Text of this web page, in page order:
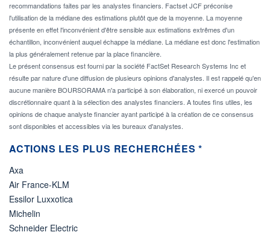
recommandations faites par les analystes financiers. Factset JCF préconise
l'utilisation de la médiane des estimations plutôt que de la moyenne. La moyenne
présente en effet l'inconvénient d'être sensible aux estimations extrêmes d'un
échantillon, inconvénient auquel échappe la médiane. La médiane est donc l'estimation
la plus généralement retenue par la place financière.
Le présent consensus est fourni par la société FactSet Research Systems Inc et
résulte par nature d'une diffusion de plusieurs opinions d'analystes. Il est rappelé qu'en
aucune manière BOURSORAMA n'a participé à son élaboration, ni exercé un pouvoir
discrétionnaire quant à la sélection des analystes financiers. A toutes fins utiles, les
opinions de chaque analyste financier ayant participé à la création de ce consensus
sont disponibles et accessibles via les bureaux d'analystes.
ACTIONS LES PLUS RECHERCHÉES *
Axa
Air France-KLM
Essilor Luxxotica
Michelin
Schneider Electric